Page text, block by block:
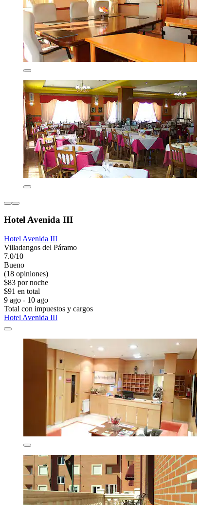
Hotel Avenida III
Hotel Avenida III
Villadangos del Páramo
7.0/10
Bueno
(18 opiniones)
$83 por noche
$91 en total
9 ago - 10 ago
Total con impuestos y cargos
Hotel Avenida III